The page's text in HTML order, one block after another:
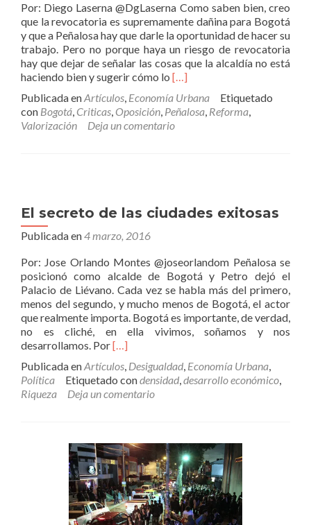
Por: Diego Laserna @DgLaserna Como saben bien, creo
que la revocatoria es supremamente dañina para Bogotá
y que a Peñalosa hay que darle la oportunidad de hacer su
trabajo. Pero no porque haya un riesgo de revocatoria
hay que dejar de señalar las cosas que la alcaldía no está
haciendo bien y sugerir cómo lo Leer
es
el
maní
mí
importa?
[…]
Publicada enArtículos, Economía Urbana
Etiquetado
con Bogotá, Criticas, Oposición, Peñalosa, Reforma,
Valorización
Deja un comentario
El secreto de las ciudades exitosas
Publicada en4 marzo, 2016
Por: Jose Orlando Montes @joseorlandom Peñalosa se
posicionó como alcalde de Bogotá y Petro dejó el
Palacio de Liévano. Cada vez se habla más del primero,
menos del segundo, y mucho menos de Bogotá, el actor
que realmente importa. Bogotá es importante, de verdad,
no es cliché, en ella vivimos, soñamos y nos
desarrollamos. PorLeer
secreto
de
las
[…]
Publicada enArtículos, Desigualdad, Economía Urbana,
Política
Etiquetado condensidad,desarrollo económico,
Riqueza
Deja un comentario